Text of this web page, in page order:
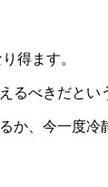
得ます。
べきだとい
、今一度冷